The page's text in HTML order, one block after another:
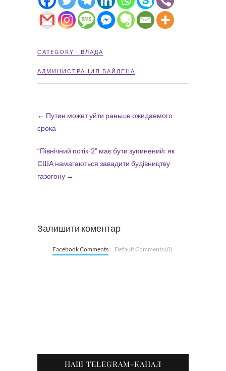
CATEGORY : ВЛАДА
АДМИНИСТРАЦИЯ БАЙДЕНА
← Путин может уйти раньше ожидаемого
срока
“Північний потік-2” має бути зупинений: як
США намагаються завадити будівництву
газогону →
Залишити коментар
Facebook Comments Default Comments (0)
НАШ TELEGRAM-КАНАЛ